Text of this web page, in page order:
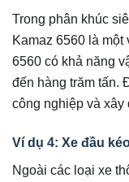
Trong phân khúc
Kamaz 6560 là
6560 có khả năng
đến hàng trăm tấn.
công nghiệp và xây
Ví dụ 4: Xe đầu
Ngoài các loại xe